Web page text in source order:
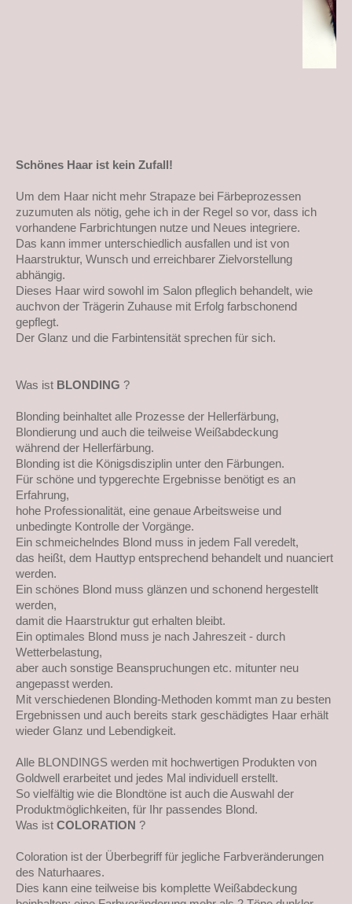
Schönes Haar ist kein Zufall!
Um dem Haar nicht mehr Strapaze bei Färbeprozessen
zuzumuten als nötig, gehe ich in der Regel so vor, dass ich
vorhandene Farbrichtungen nutze und Neues integriere.
Das kann immer unterschiedlich ausfallen und ist von
Haarstruktur, Wunsch und erreichbarer Zielvorstellung
abhängig.
Dieses Haar wird sowohl im Salon pfleglich behandelt, wie
auchvon der Trägerin Zuhause mit Erfolg farbschonend
gepflegt.
Der Glanz und die Farbintensität sprechen für sich.
Was ist BLONDING ?
Blonding beinhaltet alle Prozesse der Hellerfärbung,
Blondierung und auch die teilweise Weißabdeckung
während der Hellerfärbung.
Blonding ist die Königsdisziplin unter den Färbungen.
Für schöne und typgerechte Ergebnisse benötigt es an
Erfahrung,
hohe Professionalität, eine genaue Arbeitsweise und
unbedingte Kontrolle der Vorgänge.
Ein schmeichelndes Blond muss in jedem Fall veredelt,
das heißt, dem Hauttyp entsprechend behandelt und nuanciert
werden.
Ein schönes Blond muss glänzen und schonend hergestellt
werden,
damit die Haarstruktur gut erhalten bleibt.
Ein optimales Blond muss je nach Jahreszeit - durch
Wetterbelastung,
aber auch sonstige Beanspruchungen etc. mitunter neu
angepasst werden.
Mit verschiedenen Blonding-Methoden kommt man zu besten
Ergebnissen und auch bereits stark geschädigtes Haar erhält
wieder Glanz und Lebendigkeit.
Alle BLONDINGS werden mit hochwertigen Produkten von
Goldwell erarbeitet und jedes Mal individuell erstellt.
So vielfältig wie die Blondtöne ist auch die Auswahl der
Produktmöglichkeiten, für Ihr passendes Blond.
Was ist COLORATION ?
Coloration ist der Überbegriff für jegliche Farbveränderungen
des Naturhaares.
Dies kann eine teilweise bis komplette Weißabdeckung